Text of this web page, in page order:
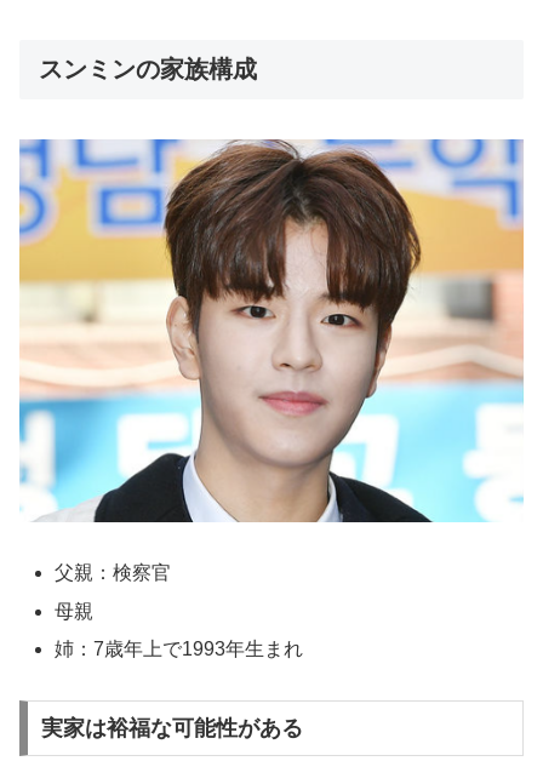
スンミンの家族構成
父親：検察官
母親
姉：7歳年上で1993年生まれ
実家は裕福な可能性がある